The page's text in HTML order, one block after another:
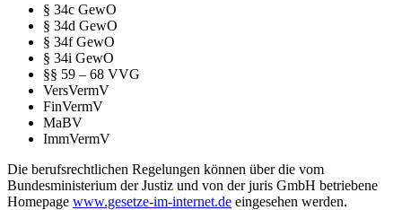
§ 34c GewO
§ 34d GewO
§ 34f GewO
§ 34i GewO
§§ 59 – 68 VVG
VersVermV
FinVermV
MaBV
ImmVermV
Die berufsrechtlichen Regelungen können über die vom
Bundesministerium der Justiz und von der juris GmbH betriebene
Homepage www.gesetze-im-internet.de eingesehen werden.